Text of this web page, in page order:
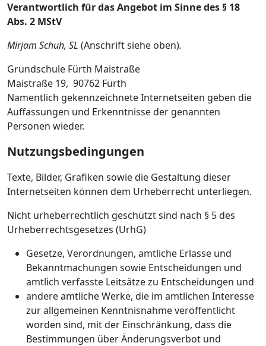
Verantwortlich fürdas Angebot im Sinne des § 18
Abs. 2 MStV
Mirjam Schuh, SL (Anschrift siehe oben).
Grundschule Fürth Maistraße
Maistraße 19, 90762 Fürth
Namentlich gekennzeichnete Internetseiten geben die
Auffassungen und Erkenntnisse der genannten
Personen wieder.
Nutzungsbedingungen
Texte, Bilder, Grafiken sowie die Gestaltung dieser
Internetseiten können dem Urheberrecht unterliegen.
Nicht urheberrechtlich geschützt sind nach § 5 des
Urheberrechtsgesetzes (UrhG)
Gesetze, Verordnungen, amtliche Erlasse und
Bekanntmachungen sowie Entscheidungen und
amtlich verfasste Leitsätze zu Entscheidungen und
andere amtliche Werke, die im amtlichen Interesse
zur allgemeinen Kenntnisnahme veröffentlicht
worden sind, mit der Einschränkung, dass die
Bestimmungen über Änderungsverbot und